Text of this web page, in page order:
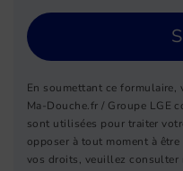
En soumettant ce formulaire,
Ma-Douche.fr / Groupe LGE
sont utilisées pour traiter
opposer à tout moment à
vos droits, veuillez consulter